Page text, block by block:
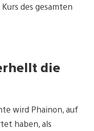
des gesamten
die
wird Phainon, auf
haben, als